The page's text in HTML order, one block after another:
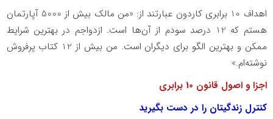
اهداف 10 برابری کاردون عبارتند از: «من مالک بیش از 5000 آپارتمان
هستم که 12 درصد سودم از آن‌ها است. ازدواجم در بهترین شرایط
ممکن و بهترین الگو برای دیگران است. من بیش از 12 کتاب پرفروش
نوشته‌ام.»
اجزا و اصول قانون 10 برابری
کنترل زندگیتان را در دست بگیرید